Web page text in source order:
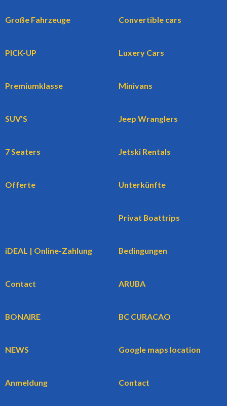
Große Fahrzeuge Convertible cars
PICK-UP Luxery Cars
Premiumklasse Minivans
SUV'S Jeep Wranglers
7 Seaters Jetski Rentals
Offerte Unterkünfte
Privat Boattrips
iDEAL | Online-Zahlung Bedingungen
Contact ARUBA
BONAIRE BC CURACAO
NEWS Google maps location
Anmeldung Contact